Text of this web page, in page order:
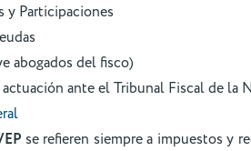
y Participaciones
abogados del fisco)
ante el Tribunal Fiscal de la
se refieren siempre a impuestos y